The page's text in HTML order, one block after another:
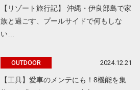
【リゾート旅行記】 沖縄・伊良部島で家
族と過ごす、プールサイドで何もしな
い…
OUTDOOR 2024.12.21
【工具】愛車のメンテにも！8機能を集